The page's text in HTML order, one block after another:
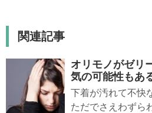
関連記事
オリモノがゼリ
気の可能性もあ
下着が汚れて不快
ただでさえわずら